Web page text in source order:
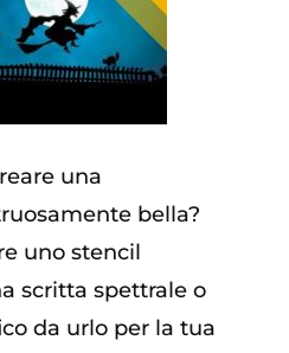
una
bella?
uno stencil
scritta spettrale o
da urlo per la tua